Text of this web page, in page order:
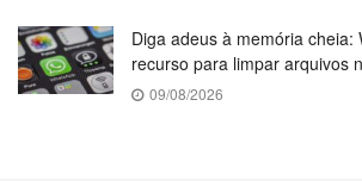
Diga adeus à memória cheia:
recurso para limpar arquivos
09/08/2026